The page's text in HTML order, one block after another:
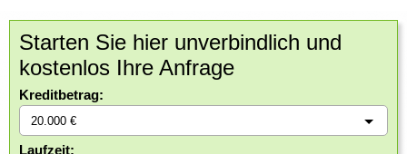
Starten Sie hier unverbindlich und
kostenlos Ihre Anfrage
Kreditbetrag:
Laufzeit: